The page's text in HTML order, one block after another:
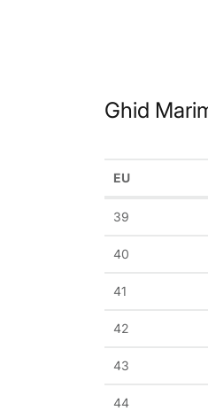
Ghid
EU
39
40
41
42
43
44